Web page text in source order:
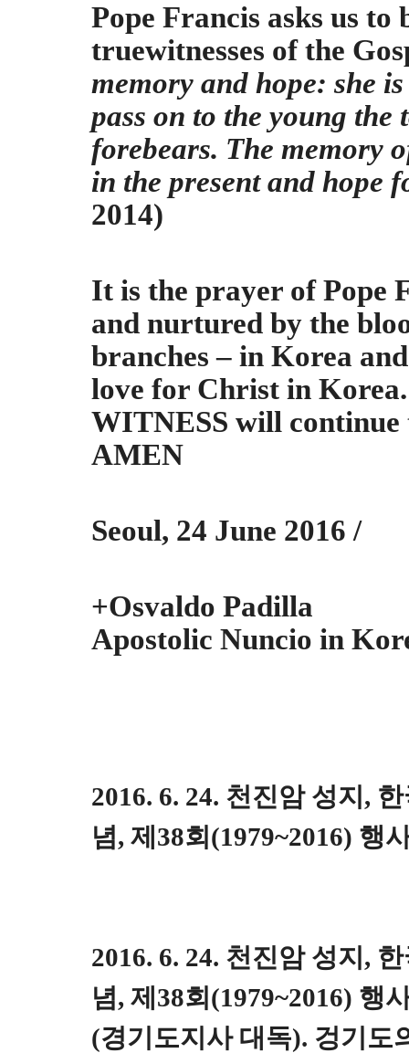
Pope Francis asks us to
truewitnesses of the
memory and hope: she
pass on to the young
forebears. The memory
in the present and hope
2014)
It is the prayer of Pope
and nurtured by the
branches – in Korea
love for Christ in Korea.
WITNESS will continue
AMEN
Seoul, 24 June 2016 /
+Osvaldo Padilla
Apostolic Nuncio in
2016. 6. 24. 천진암 성지,
념, 제38회(1979~2016) 행
2016. 6. 24. 천진암 성지,
념, 제38회(1979~2016) 행
(경기도지사 대독). 겅기도